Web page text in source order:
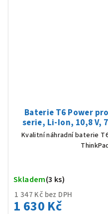
Baterie T6 Power
serie, Li-Ion, 10,8 V,
Kvalitní náhradní baterie
1 347 Kč bez DPH
1 630 Kč
Skladem(3 ks)